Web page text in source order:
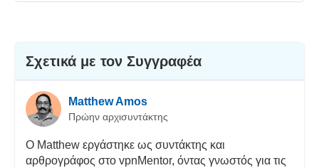
Εξυπηρέτηση πελατών
Σχετικά με τον Συγγραφέα
Matthew Amos
Πρώην αρχισυντάκτης
Ο Matthew εργάστηκε ως συντάκτης και
αρθρογράφος στο vpnMentor, όντας γνωστός για τις